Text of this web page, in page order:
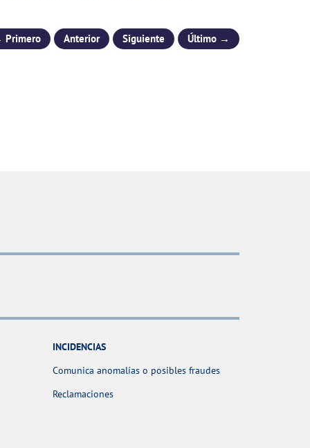
Anterior Siguiente Último →
INCIDENCIAS
Comunica anomalías o posibles fraudes
Reclamaciones